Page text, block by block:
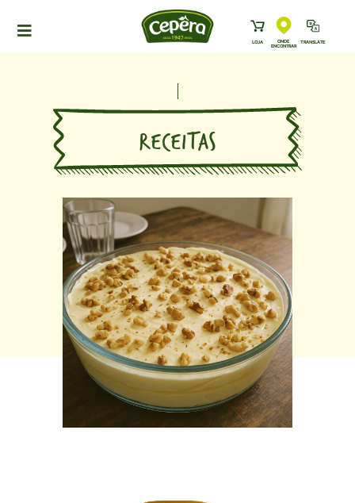
LOJA
ONDE
ENCONTRAR
TRANSLATE
RECEITAS
ONDE ENCONTRAR
A CEPÊRA
HISTÓRIA
SUSTENTABILIDADE
CONTATO
DOWNLOADS
TRABALHE CONOSCO
RECEITAS